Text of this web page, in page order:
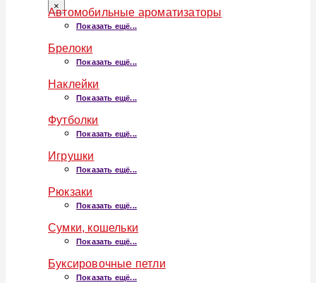
×
Автомобильные ароматизаторы
Показать ещё...
Брелоки
Показать ещё...
Наклейки
Показать ещё...
Футболки
Показать ещё...
Игрушки
Показать ещё...
Рюкзаки
Показать ещё...
Сумки, кошельки
Показать ещё...
Буксировочные петли
Показать ещё...